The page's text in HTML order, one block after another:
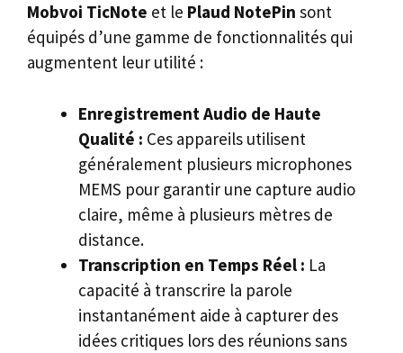
Mobvoi TicNote et le Plaud NotePin sont
équipés d’une gamme de fonctionnalités qui
augmentent leur utilité :
Enregistrement Audio de Haute
Qualité : Ces appareils utilisent
généralement plusieurs microphones
MEMS pour garantir une capture audio
claire, même à plusieurs mètres de
distance.
Transcription en Temps Réel : La
capacité à transcrire la parole
instantanément aide à capturer des
idées critiques lors des réunions sans